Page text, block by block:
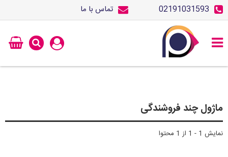
02191031593 تماس با ما
ماژول چند فروشندگی
نمایش 1 - 1 از 1 محتوا